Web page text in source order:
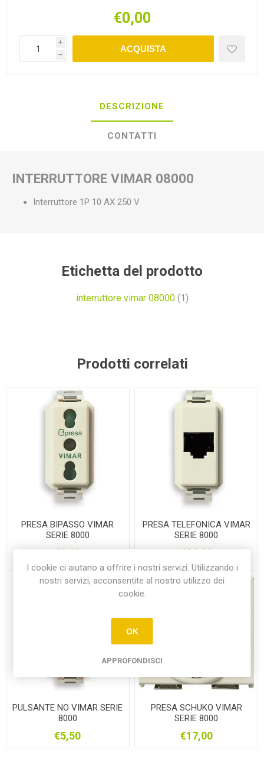
€0,00
i
h
ACQUISTA
DESCRIZIONE
CONTATTI
INTERRUTTORE VIMAR 08000
Interruttore 1P 10 AX 250 V
Etichetta del prodotto
interruttore vimar 08000 (1)
Prodotti correlati
PRESA BIPASSO VIMAR
SERIE 8000
€0,00
PRESA TELEFONICA VIMAR
SERIE 8000
€22,00
PULSANTE NO VIMAR SERIE
8000
€5,50
PRESA SCHUKO VIMAR
SERIE 8000
€17,00
I cookie ci aiutano a offrire i nostri servizi. Utilizzando i
nostri servizi, acconsentite al nostro utilizzo dei
cookie.
OK
APPROFONDISCI